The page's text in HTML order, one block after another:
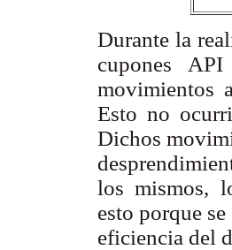
Durante la
cupones
movimientos
Esto no
Dichos
los mismos,
esto porque
eficiencia del